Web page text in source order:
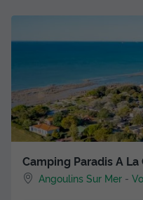
Camping Paradis A
Angoulins Sur Mer -